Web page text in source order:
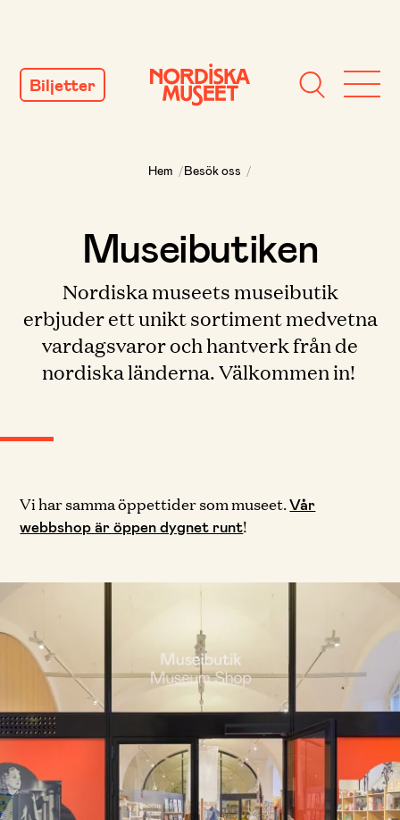
INNEHÅLL
Biljetter
Hem /Besök oss /
Museibutiken
Nordiska museets museibutik
erbjuder ett unikt sortiment medvetna
vardagsvaror och hantverk från de
nordiska länderna. Välkommen in!
Vi har samma öppettider som museet.Vår
webbshop är öppen dygnet runt!